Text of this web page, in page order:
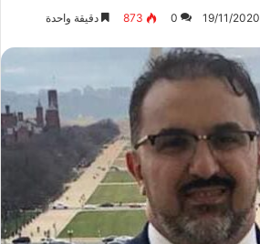
19/11/2020
0
873 دقيقة واحدة